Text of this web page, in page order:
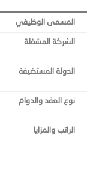
المسمى الوظيفي
الشركة المشغلة
الدولة المستضيفة
نوع العقد والدوام
الراتب والمزايا